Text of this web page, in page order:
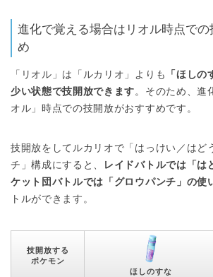
進化で覚える場合はリオル時点で
め
「リオル」は「ルカリオ」よりも
「ほし
少い状態で技開放できます 。そのため、進
オル」時点での技開放がおすすめです。
技開放をしてルカリオで「はっけい／はど
チ」構成にすると、
レイドバトルでは「は
ケット団バトルでは「グロウパンチ」の使
トルができます。
技開放する
ポケモン
ほしのすな